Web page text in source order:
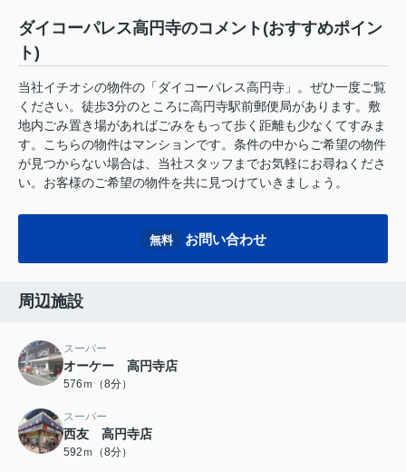
ダイコーパレス高円寺のコメント(おすすめポイン
ト)
当社イチオシの物件の「ダイコーパレス高円寺」。ぜひ一度ご覧
ください。徒歩3分のところに高円寺駅前郵便局があります。敷
地内ごみ置き場があればごみをもって歩く距離も少なくてすみま
す。こちらの物件はマンションです。条件の中からご希望の物件
が見つからない場合は、当社スタッフまでお気軽にお尋ねくださ
い。お客様のご希望の物件を共に見つけていきましょう。
無料 お問い合わせ
周辺施設
スーパー
オーケー 高円寺店
576ｍ（8分）
スーパー
西友 高円寺店
592ｍ（8分）